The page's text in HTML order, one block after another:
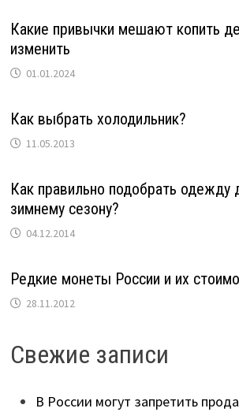
Какие привычки мешают копить
изменить
01.01.2024
Как выбрать холодильник?
11.05.2013
Как правильно подобрать одежду
зимнему сезону?
04.12.2014
Редкие монеты России и их
28.11.2012
Свежие записи
В России могут запретить